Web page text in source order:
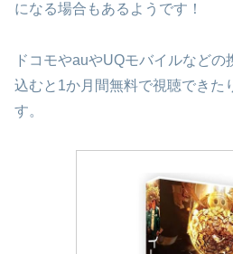
になる場合もあるようです！
ドコモやauやUQモバイルなど
込むと1か月間無料で視聴できた
す。